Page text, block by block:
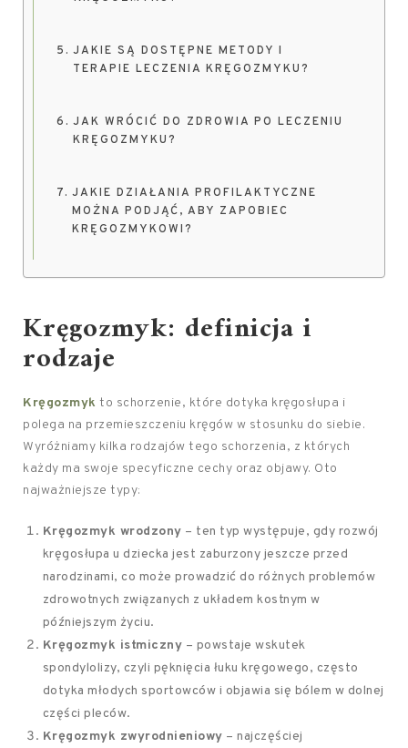
JAKIE SĄ DOSTĘPNE METODY I
TERAPIE LECZENIA KRĘGOZMYKU?
JAK WRÓCIĆ DO ZDROWIA PO LECZENIU
KRĘGOZMYKU?
JAKIE DZIAŁANIA PROFILAKTYCZNE
MOŻNA PODJĄĆ, ABY ZAPOBIEC
KRĘGOZMYKOWI?
Kręgozmyk: definicja i
rodzaje
Kręgozmyk to schorzenie, które dotyka kręgosłupa i
polega na przemieszczeniu kręgów w stosunku do siebie.
Wyróżniamy kilka rodzajów tego schorzenia, z których
każdy ma swoje specyficzne cechy oraz objawy. Oto
najważniejsze typy:
Kręgozmyk wrodzony – ten typ występuje, gdy rozwój
kręgosłupa u dziecka jest zaburzony jeszcze przed
narodzinami, co może prowadzić do różnych problemów
zdrowotnych związanych z układem kostnym w
późniejszym życiu.
Kręgozmyk istmiczny – powstaje wskutek
spondylolizy, czyli pęknięcia łuku kręgowego, często
dotyka młodych sportowców i objawia się bólem w dolnej
części pleców.
Kręgozmyk zwyrodnieniowy – najczęściej